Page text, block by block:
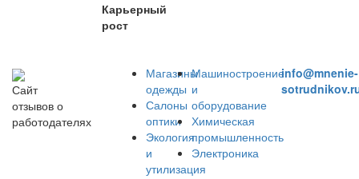
Карьерный
рост
Сайт
отзывов о
работодателях
Магазины
одежды
Салоны
оптики
Экология
и
утилизация
Машиностроение
и
оборудование
Химическая
промышленность
Электроника
info@mnenie-